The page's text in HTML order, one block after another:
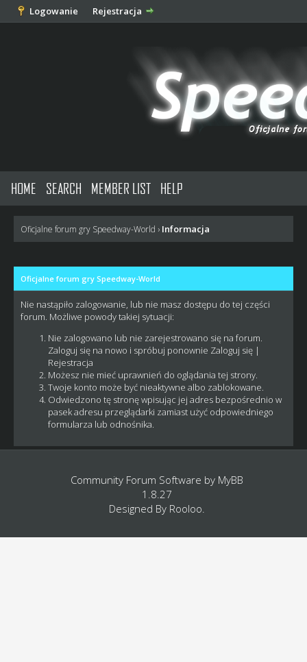
Logowanie Rejestracja
HOME SEARCH MEMBER LIST HELP
Oficjalne forum gry Speedway-World › Informacja
Oficjalne forum gry Speedway-World
Nie nastąpiło zalogowanie, lub nie masz dostępu do tej części
forum. Możliwe powody takiej sytuacji:
Nie zalogowano lub nie zarejestrowano się na forum.
Zaloguj się na nowo i spróbuj ponownie Zaloguj się|
Rejestracja
Możesz nie mieć uprawnień do oglądania tej strony.
Twoje konto może być nieaktywne albo zablokowane.
Odwiedzono tę stronę wpisując jej adres bezpośrednio w
pasek adresu przeglądarki zamiast użyć odpowiedniego
formularza lub odnośnika.
Community Forum Software by MyBB
1.8.27
Designed By Rooloo.